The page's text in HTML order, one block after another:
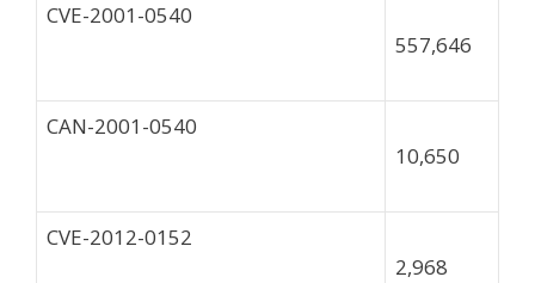
CVE-2001-0540
557,646
CAN-2001-0540
10,650
CVE-2012-0152
2,968